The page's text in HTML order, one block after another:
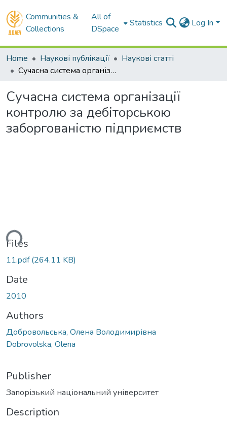
Communities &
Collections
All of
DSpace
Statistics Log In
Home Наукові публікації
Наукові статті
Сучасна система організації контролю за дебіторською заборгованістю підприємств
Сучасна система організації
контролю за дебіторською
заборгованістю підприємств
Files
11.pdf(264.11 KB)
Date
2010
Authors
Добровольська, Олена Володимирівна
Dobrovolska, Olena
Publisher
Запорізький національний університет
Description